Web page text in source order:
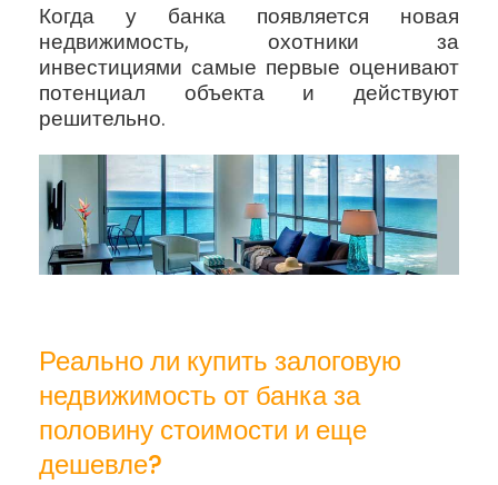
Когда у банка появляется новая
недвижимость, охотники за
инвестициями самые первые оценивают
потенциал объекта и действуют
решительно.
Реально ли купить залоговую
недвижимость от банка за
половину стоимости и еще
дешевле?